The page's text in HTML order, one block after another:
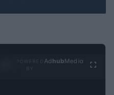
Ad hubMedia